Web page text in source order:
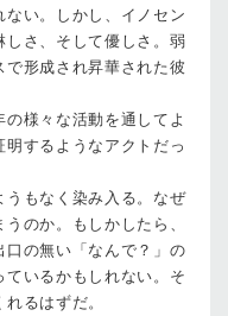
い。しかし、イノセン
しさ、そして優しさ。弱
形成され昇華された彼
様々な活動を通してよ
するようなアクトだっ
もなく染み入る。なぜ
のか。もしかしたら、
口の無い「なんで？」の
いるかもしれない。そ
るはずだ。